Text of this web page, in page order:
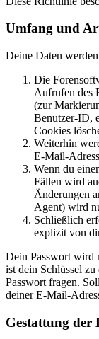
Umfang und
Deine Daten
Die
Aufrufen des
(zur
Benutzer-ID,
Cookies
Weiterhin
E-Mail-
Wenn du
Fällen wird
Änderungen
Agent) wird
Schließlich
explizit von
Dein Passwort wird
ist dein Schlüssel
Passwort fragen.
deiner E-Mail-
Gestattung der